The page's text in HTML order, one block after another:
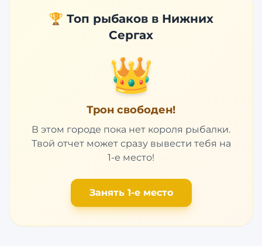
🏆 Топ рыбаков в Нижних
Сергах
👑
Трон свободен!
В этом городе пока нет короля рыбалки.
Твой отчет может сразу вывести тебя на
1-е место!
Занять 1-е место